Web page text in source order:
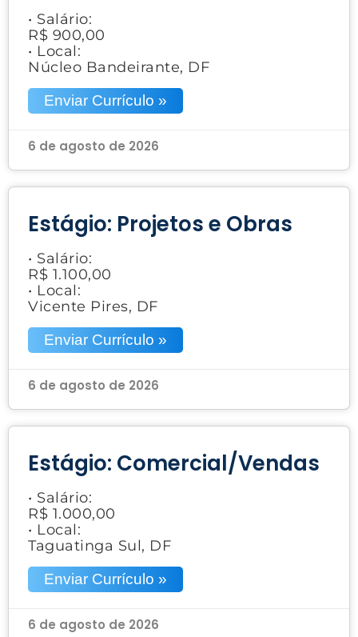
• Salário:
R$ 900,00
• Local:
Núcleo Bandeirante, DF
Enviar Currículo »
6 de agosto de 2026
Estágio: Projetos e Obras
• Salário:
R$ 1.100,00
• Local:
Vicente Pires, DF
Enviar Currículo »
6 de agosto de 2026
Estágio: Comercial/Vendas
• Salário:
R$ 1.000,00
• Local:
Taguatinga Sul, DF
Enviar Currículo »
6 de agosto de 2026